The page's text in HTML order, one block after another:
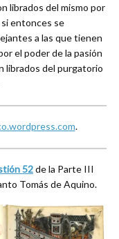
librados del mismo por
entonces se
a las que tienen
el poder de la pasión
librados del purgatorio
.
52de la Parte III
Tomás de Aquino.